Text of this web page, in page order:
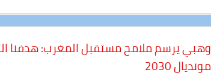
وهبي يرسم ملامح مستقبل المغرب: هدفنا
مونديال 2030